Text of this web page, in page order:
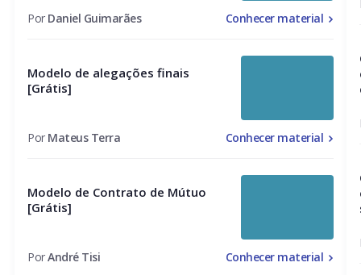
Por Daniel Guimarães Conhecer material
Modelo de alegações finais
[Grátis]
Por Mateus Terra Conhecer material
Modelo de Contrato de Mútuo
[Grátis]
PorAndré Tisi Conhecer material